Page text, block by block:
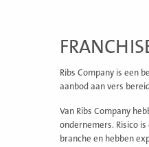
Ribs Company is een
aanbod aan vers
Van Ribs Company
ondernemers. Risico
branche en hebben